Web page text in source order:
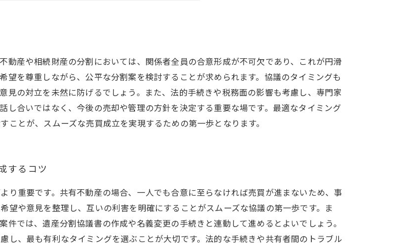
ら売買まで：満足のいく取引を実現するために
動産や相続財産の分割においては、関係者全員の合意形成が不可欠であり、これが円滑
望を尊重しながら、公平な分割案を検討することが求められます。協議のタイミングも
見の対立を未然に防げるでしょう。また、法的手続きや税務面の影響も考慮し、専門家
し合いではなく、今後の売却や管理の方針を決定する重要な場です。最適なタイミング
とが、スムーズな売買成立を実現するための第一歩となります。
するコツ
り重要です。共有不動産の場合、一人でも合意に至らなければ売買が進まないため、事
望や意見を整理し、互いの利害を明確にすることがスムーズな協議の第一歩です。ま
では、遺産分割協議書の作成や名義変更の手続きと連動して進めるとよいでしょう。
し、最も有利なタイミングを選ぶことが大切です。法的な手続きや共有者間のトラブル